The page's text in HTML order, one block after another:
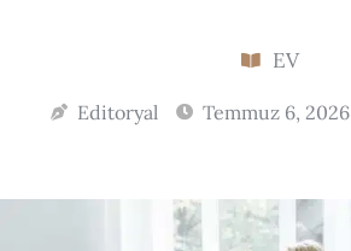
EV
Editoryal Temmuz 6, 2026